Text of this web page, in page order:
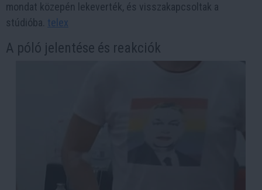
mondat közepén lekeverték, és visszakapcsoltak a
stúdióba. ​ telex
A póló jelentése és reakciók